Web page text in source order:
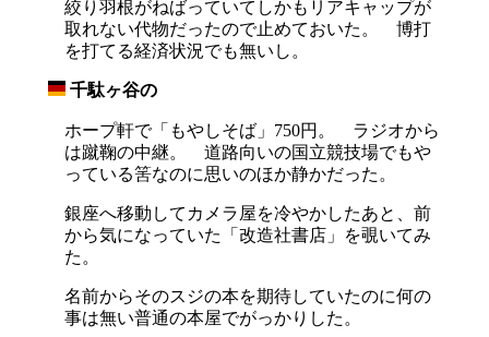
絞り羽根がねばっていてしかもリアキャップが
取れない代物だったので止めておいた。 博打
を打てる経済状況でも無いし。
千駄ヶ谷の
ホープ軒で「もやしそば」750円。 ラジオから
は蹴鞠の中継。 道路向いの国立競技場でもや
っている筈なのに思いのほか静かだった。
銀座へ移動してカメラ屋を冷やかしたあと、前
から気になっていた「改造社書店」を覗いてみ
た。
名前からそのスジの本を期待していたのに何の
事は無い普通の本屋でがっかりした。